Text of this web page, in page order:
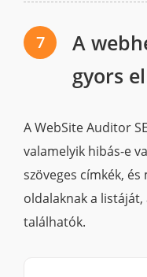
7
A
gyors
A WebSite Auditor
valamelyik hibás-e
szöveges címkék,
oldalaknak a
találhatók.